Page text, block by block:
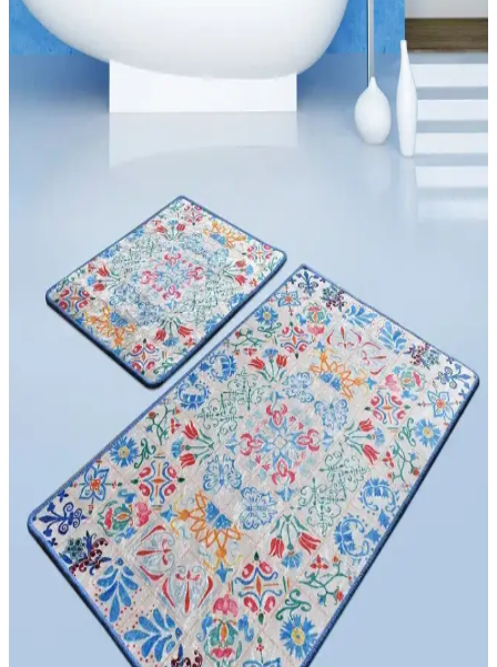
Banyo dekorasyonunda paspas seçimi, güvenlik ve estetik açısından
önemlidir. Malzeme, boyut ve kaymazlık gibi kriterler, şık ve
fonksiyonel banyo tasarımı için temel unsurlardır.
Oval Paspaslar ile Dekorasyonda Şıklık ve
Fonksiyonellik Sağlayan Çözüm
Oval paspaslar, şık tasarımları ve fonksiyonel özellikleriyle evinizin
tasarım seçenekleriyle her tarzı tamamlar.
Beyzana ve Birdoludukkan Sihirli Su Emici
Paspasları Karşılaştırması
İki popüler su emici paspasın özellikleri, kullanıcı yorumları ve
kullanım alanları karşılaştırıldı. Hangisi daha iyi? Detaylar için
Ev Şıklığını Tamamlayan Oval Paspas Modelleri ve
Dekorasyona Katkıları
Oval paspaslar, ev dekorasyonunuza şıklık katan, dayanıklı ve çeşitli
renk seçenekleriyle estetik ve fonksiyonel çözümler sunar. Giriş ve
iç mekanlarda kullanımı kolaydır.
Dekorasyonda Mavi Paspasların Kullanımı ve
Mekâna Katkıları
Mavi paspaslar, iç mekanlarda sakinlik ve şıklık sağlar. Uygun
malzeme ve renk tonlarıyla dekorasyonda şıklık ve fonksiyonellik
sunar, yaşam alanlarınızı yeniler.